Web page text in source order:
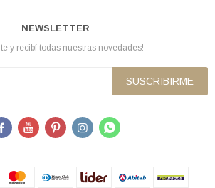
NEWSLETTER
y recibí todas nuestras novedades!
SUSCRIBIRME
   